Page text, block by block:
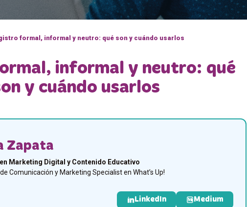
formal, informal y neutro: qué son y cuándo usarlos
informal y neutro: qué
y cuándo usarlos
Zapata
Marketing Digital y Contenido Educativo
Comunicación y Marketing Specialist en What’s Up!
LinkedIn Medium